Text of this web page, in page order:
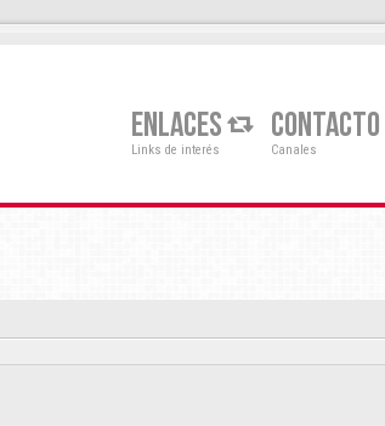
ENLACES
Links de interés
CONTACTO
Canales